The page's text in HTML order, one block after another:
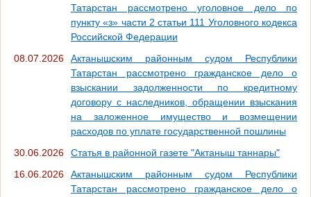
Татарстан рассмотрено уголовное дело по
пункту «з» части 2 статьи 111 Уголовного кодекса
Российской Федерации
08.07.2026
Актанышским районным судом Республики
Татарстан рассмотрено гражданское дело о
взыскании задолженности по кредитному
договору с наследников, обращении взыскания
на заложенное имущество и возмещении
расходов по уплате государственной пошлины
30.06.2026
Статья в районной газете "Актаныш таннары"
16.06.2026
Актанышским районным судом Республики
Татарстан рассмотрено гражданское дело о